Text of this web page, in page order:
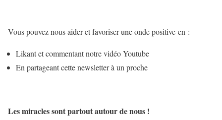
Vous pouvez nous aider et favoriser une onde positive en :
Likant et commentant notre vidéo Youtube
En partageant cette newsletter à un proche
Les miracles sont partout autour de nous !